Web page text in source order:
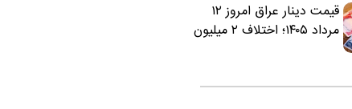
قیمت دینار عراق امروز ۱۲
مرداد ۱۴۰۵؛ اختلاف ۲ میلیون